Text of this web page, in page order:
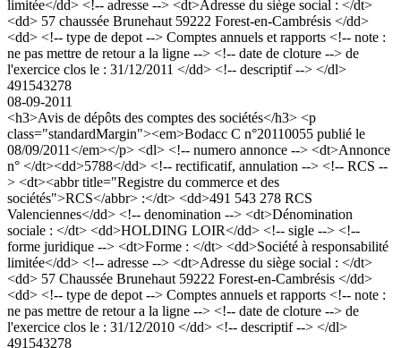
limitée</dd> <!-- adresse --> <dt>Adresse du siège social : </dt>
<dd> 57 chaussée Brunehaut 59222 Forest-en-Cambrésis </dd>
<dd> <!-- type de depot --> Comptes annuels et rapports <!-- note :
ne pas mettre de retour a la ligne --> <!-- date de cloture --> de
l'exercice clos le : 31/12/2011 </dd> <!-- descriptif --> </dl>
491543278
08-09-2011
<h3>Avis de dépôts des comptes des sociétés</h3> <p
class="standardMargin"><em>Bodacc C n°20110055 publié le
08/09/2011</em></p> <dl> <!-- numero annonce --> <dt>Annonce
n° </dt><dd>5788</dd> <!-- rectificatif, annulation --> <!-- RCS --
> <dt><abbr title="Registre du commerce et des
sociétés">RCS</abbr> :</dt> <dd>491 543 278 RCS
Valenciennes</dd> <!-- denomination --> <dt>Dénomination
sociale : </dt> <dd>HOLDING LOIR</dd> <!-- sigle --> <!--
forme juridique --> <dt>Forme : </dt> <dd>Société à responsabilité
limitée</dd> <!-- adresse --> <dt>Adresse du siège social : </dt>
<dd> 57 Chaussée Brunehaut 59222 Forest-en-Cambrésis </dd>
<dd> <!-- type de depot --> Comptes annuels et rapports <!-- note :
ne pas mettre de retour a la ligne --> <!-- date de cloture --> de
l'exercice clos le : 31/12/2010 </dd> <!-- descriptif --> </dl>
491543278